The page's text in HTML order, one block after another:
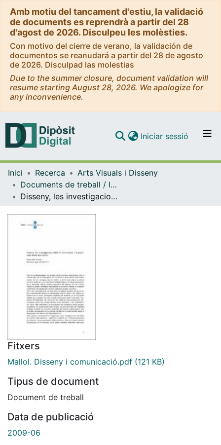
Amb motiu del tancament d'estiu, la validació
de documents es reprendrà a partir del 28
d'agost de 2026. Disculpeu les molèsties.
Con motivo del cierre de verano, la validación de
documentos se reanudará a partir del 28 de agosto
de 2026. Disculpad las molestias
Due to the summer closure, document validation will
resume starting August 28, 2026. We apologize for
any inconvenience.
Navega per tot el DD
Com publicar
Iniciar sessió (current)
Inici Recerca
Arts Visuals i Disseny
Documents de treball / Informes (Arts Visuals i Disseny)
Disseny, les investigacions sobre la comunicació i la proposada teoria dels signes
Fitxers
Mallol. Disseny i comunicació.pdf (121 KB)
Tipus de document
Document de treball
Data de publicació
2009-06